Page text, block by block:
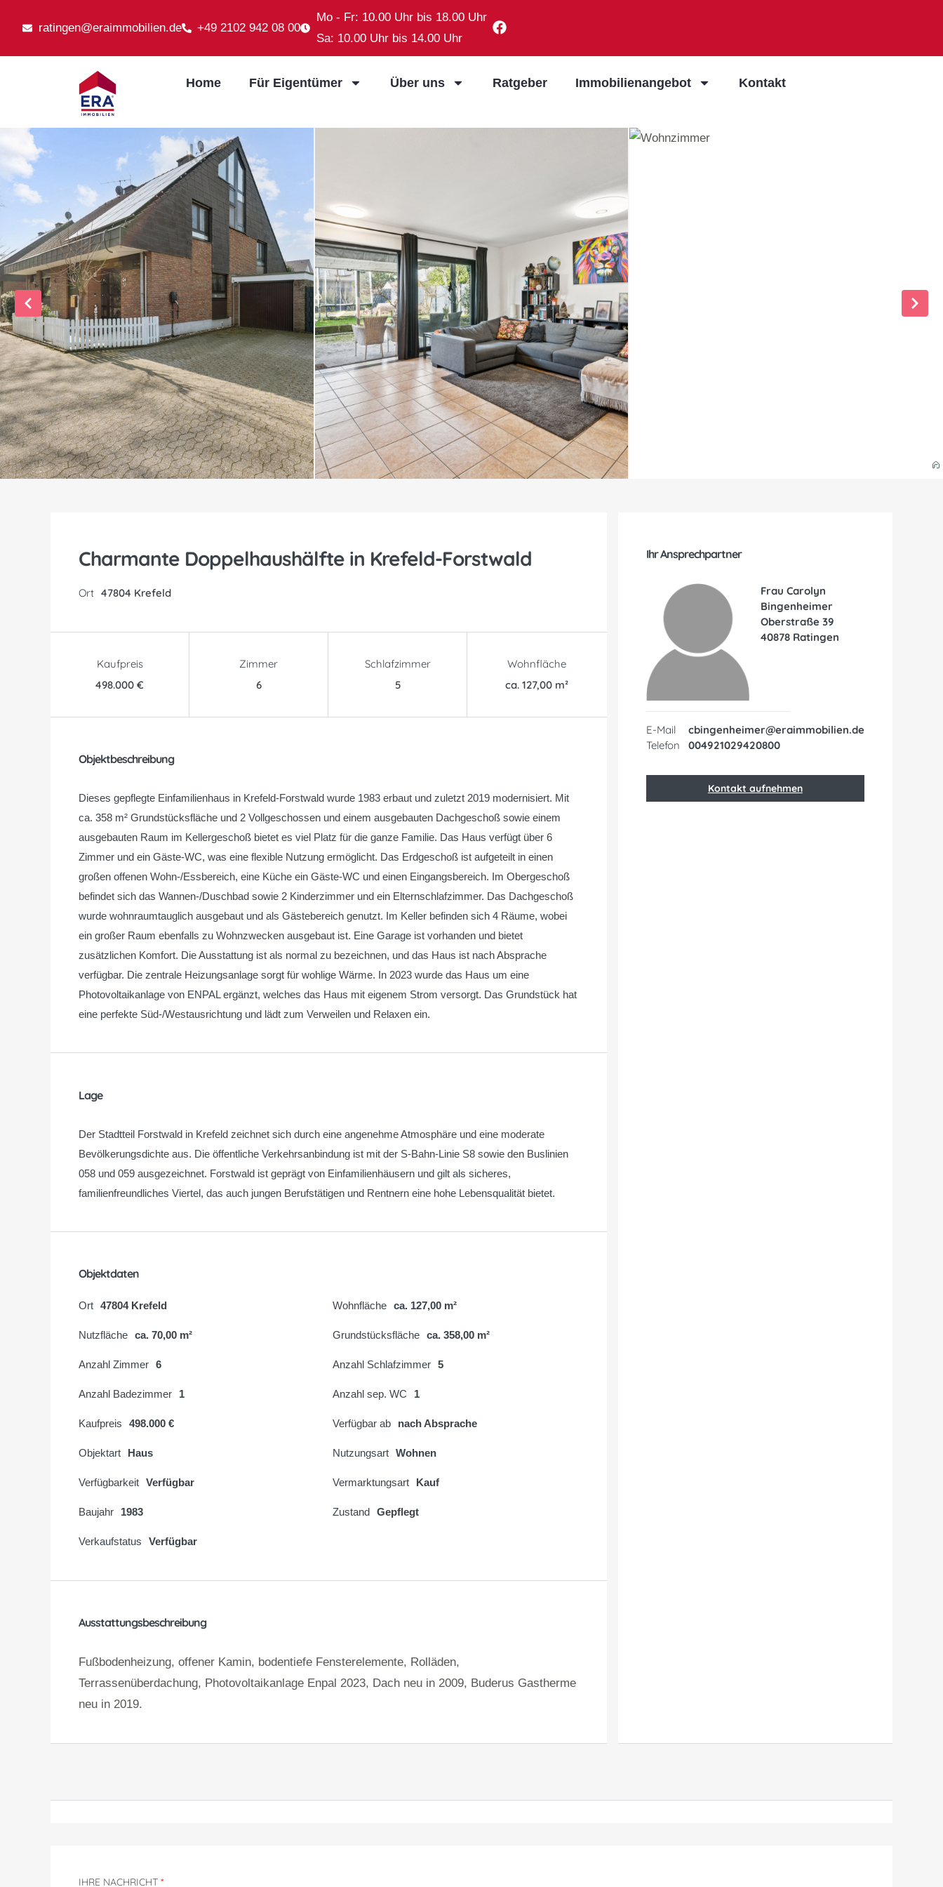
ratingen@eraimmobilien.de +49 2102 942 08 00
Mo - Fr: 10.00 Uhr bis 18.00 Uhr
Sa: 10.00 Uhr bis 14.00 Uhr
Home Für Eigentümer Über uns Ratgeber Immobilienangebot Kontakt
Charmante Doppelhaushälfte in Krefeld-Forstwald
Ort 47804 Krefeld
Kaufpreis
498.000 €
Zimmer
6
Schlafzimmer
5
Wohnfläche
ca. 127,00 m²
Objektbeschreibung
Dieses gepflegte Einfamilienhaus in Krefeld-Forstwald wurde 1983 erbaut und zuletzt 2019 modernisiert. Mit
ca. 358 m² Grundstücksfläche und 2 Vollgeschossen und einem ausgebauten Dachgeschoß sowie einem
ausgebauten Raum im Kellergeschoß bietet es viel Platz für die ganze Familie. Das Haus verfügt über 6
Zimmer und ein Gäste-WC, was eine flexible Nutzung ermöglicht. Das Erdgeschoß ist aufgeteilt in einen
großen offenen Wohn-/Essbereich, eine Küche ein Gäste-WC und einen Eingangsbereich. Im Obergeschoß
befindet sich das Wannen-/Duschbad sowie 2 Kinderzimmer und ein Elternschlafzimmer. Das Dachgeschoß
wurde wohnraumtauglich ausgebaut und als Gästebereich genutzt. Im Keller befinden sich 4 Räume, wobei
ein großer Raum ebenfalls zu Wohnzwecken ausgebaut ist. Eine Garage ist vorhanden und bietet
zusätzlichen Komfort. Die Ausstattung ist als normal zu bezeichnen, und das Haus ist nach Absprache
verfügbar. Die zentrale Heizungsanlage sorgt für wohlige Wärme. In 2023 wurde das Haus um eine
Photovoltaikanlage von ENPAL ergänzt, welches das Haus mit eigenem Strom versorgt. Das Grundstück hat
eine perfekte Süd-/Westausrichtung und lädt zum Verweilen und Relaxen ein.
Lage
Der Stadtteil Forstwald in Krefeld zeichnet sich durch eine angenehme Atmosphäre und eine moderate
Bevölkerungsdichte aus. Die öffentliche Verkehrsanbindung ist mit der S-Bahn-Linie S8 sowie den Buslinien
058 und 059 ausgezeichnet. Forstwald ist geprägt von Einfamilienhäusern und gilt als sicheres,
familienfreundliches Viertel, das auch jungen Berufstätigen und Rentnern eine hohe Lebensqualität bietet.
Objektdaten
Ort 47804 Krefeld Wohnfläche ca. 127,00 m²
Nutzfläche ca. 70,00 m² Grundstücksfläche ca. 358,00 m²
Anzahl Zimmer 6 Anzahl Schlafzimmer 5
Anzahl Badezimmer 1 Anzahl sep. WC 1
Kaufpreis 498.000 € Verfügbar ab nach Absprache
Objektart Haus Nutzungsart Wohnen
Verfügbarkeit Verfügbar Vermarktungsart Kauf
Baujahr 1983 Zustand Gepflegt
Verkaufstatus Verfügbar
Ausstattungsbeschreibung
Fußbodenheizung, offener Kamin, bodentiefe Fensterelemente, Rolläden,
Terrassenüberdachung, Photovoltaikanlage Enpal 2023, Dach neu in 2009, Buderus Gastherme
neu in 2019.
Ihr Ansprechpartner
Frau Carolyn
Bingenheimer
Oberstraße 39
40878 Ratingen
E-Mail
cbingenheimer@eraimmobilien.de
Telefon
004921029420800
Kontakt aufnehmen
IHRE NACHRICHT *